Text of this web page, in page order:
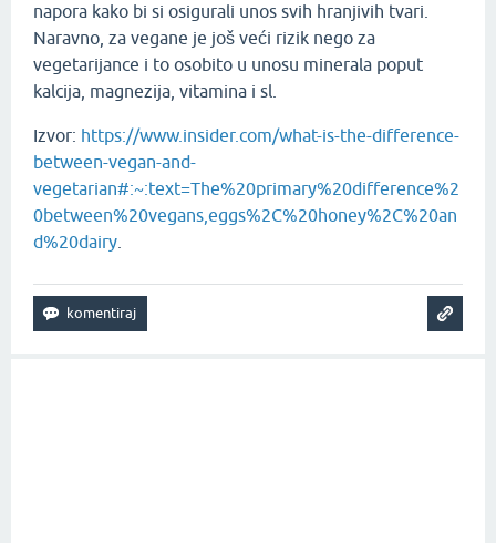
napora kako bi si osigurali unos svih hranjivih tvari.
Naravno, za vegane je još veći rizik nego za
vegetarijance i to osobito u unosu minerala poput
kalcija, magnezija, vitamina i sl.
Izvor: https://www.insider.com/what-is-the-difference-
between-vegan-and-
vegetarian#:~:text=The%20primary%20difference%2
0between%20vegans,eggs%2C%20honey%2C%20an
d%20dairy